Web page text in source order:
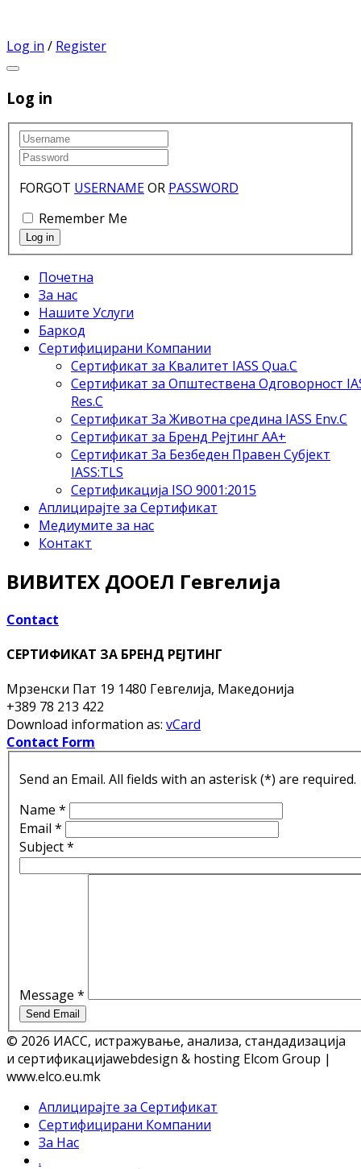
Log in / Register
Log in
FORGOT USERNAMEOR PASSWORD
Remember Me
Почетна
За нас
Нашите Услуги
Баркод
Сертифицирани Компании
Сертификат за Квалитет IASS Qua.C
Сертификат за Општествена Одговорност
Res.C
Сертификат За Животна средина IASS Env.C
Сертификат за Бренд Рејтинг АА+
Сертификат За Безбеден Правен Субјект
IASS:TLS
Сертификација ISO 9001:2015
Аплицирајте за Сертификат
Медиумите за нас
Контакт
ВИВИТЕХ ДООЕЛ Гевгелија
Contact
СЕРТИФИКАТ ЗА БРЕНД РЕЈТИНГ
Мрзенски Пат 19 1480 Гевгелија, Македонија
+389 78 213 422
Download information as: vCard
Contact Form
Send an Email. All fields with an asterisk (*) are required.
Name *
Email *
Subject*
Message *
Send Email
© 2026 ИАСС, истражување, анализа, стандадизација
и сертификацијаwebdesign & hosting Elcom Group |
www.elco.eu.mk
Аплицирајте за Сертификат
Сертифицирани Компании
За Нас
.